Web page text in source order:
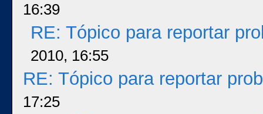
16:39
RE: Tópico para reportar
2010, 16:55
RE: Tópico para reportar
17:25